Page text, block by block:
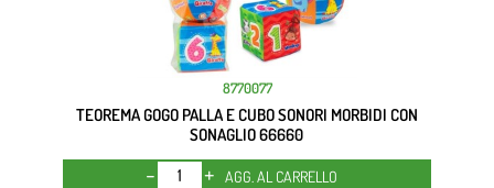
8770077
TEOREMA GOGO PALLA E CUBO SONORI MORBIDI CON
SONAGLIO 66660
Quantità
AGG. AL CARRELLO